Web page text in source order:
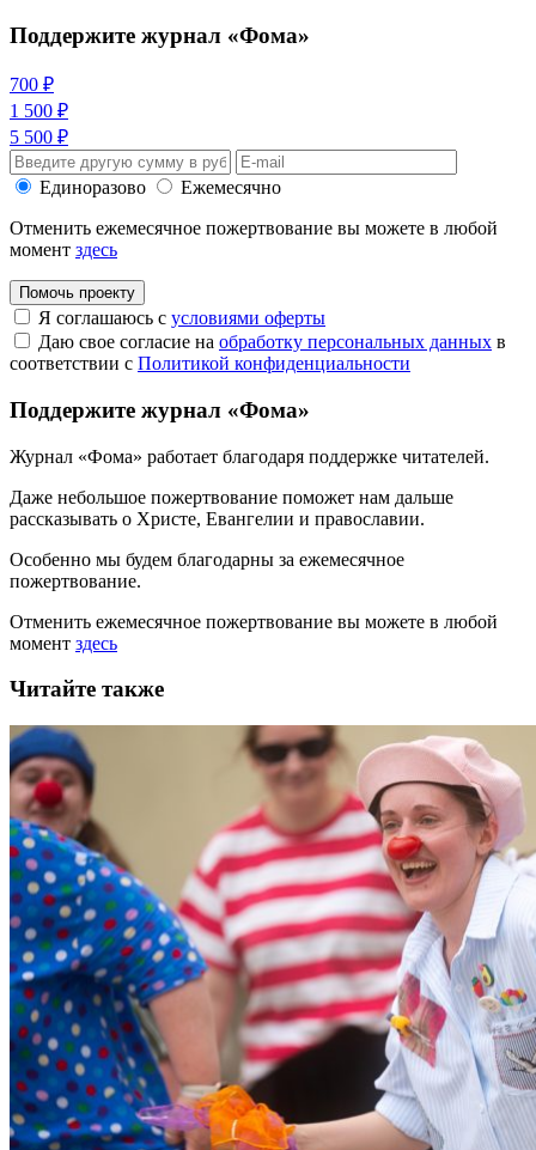
Поддержите журнал «Фома»
700 ₽
1 500 ₽
5 500 ₽
Единоразово
Ежемесячно
Отменить ежемесячное пожертвование вы можете в любой
момент здесь
Помочь проекту
Я соглашаюсь с условиями оферты
Даю свое согласие на обработку персональных данных в
соответствии с Политикой конфиденциальности
Поддержите журнал «Фома»
Журнал «Фома» работает благодаря поддержке читателей.
Даже небольшое пожертвование поможет нам дальше
рассказывать о Христе, Евангелии и православии.
Особенно мы будем благодарны за ежемесячное
пожертвование.
Отменить ежемесячное пожертвование вы можете в любой
момент здесь
Читайте также